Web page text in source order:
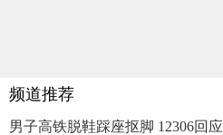
频道推荐
男子高铁脱鞋踩座抠脚 12306回应